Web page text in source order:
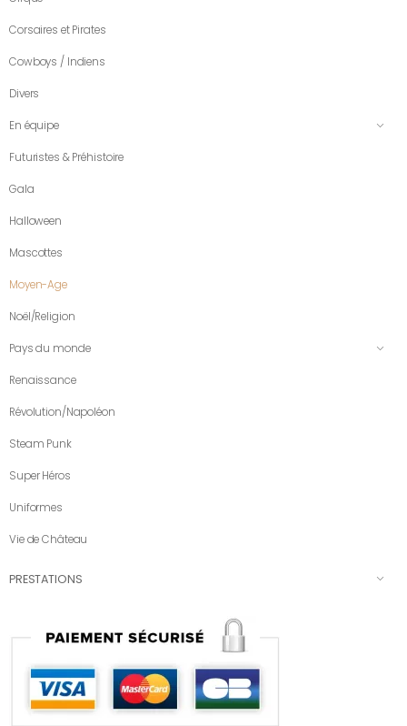
Corsaires et Pirates
Cowboys / Indiens
Divers
En équipe
Futuristes & Préhistoire
Gala
Halloween
Mascottes
Moyen-Age
Noël/Religion
Pays du monde
Renaissance
Révolution/Napoléon
Steam Punk
Super Héros
Uniformes
Vie de Château
PRESTATIONS